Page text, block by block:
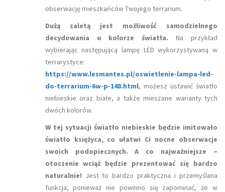
obserwację mieszkańców Twojego terrarium.
Dużą zaletą jest możliwość samodzielnego
decydowania o kolorze światła. Na przykład
wybierając następującą lampę LED wykorzystywaną w
terrarystyce:
https://www.lesmantes.pl/oswietlenie-lampa-led-
do-terrarium-6w-p-148.html, możesz ustawić światło
niebieskie oraz białe, a także mieszane warianty tych
dwóch kolorów.
W tej sytuacji światło niebieskie będzie imitowało
światło księżyca, co ułatwi Ci nocne obserwacje
swoich podopiecznych. A co najważniejsze –
otoczenie wciąż będzie prezentować się bardzo
naturalnie! Jest to bardzo praktyczna i przemyślana
funkcja, ponieważ nie powinno się zapominać, że w